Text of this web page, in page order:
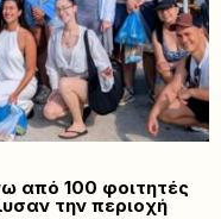
από 100 φοιτητές
την περιοχή